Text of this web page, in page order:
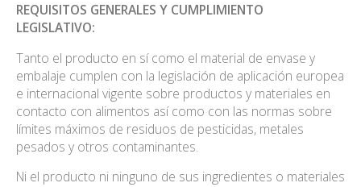
REQUISITOS GENERALES Y CUMPLIMIENTO
LEGISLATIVO:
Tanto el producto en sí como el material de envase y
embalaje cumplen con la legislación de aplicación europea
e internacional vigente sobre productos y materiales en
contacto con alimentos así como con las normas sobre
límites máximos de residuos de pesticidas, metales
pesados y otros contaminantes.
Ni el producto ni ninguno de sus ingredientes o materiales